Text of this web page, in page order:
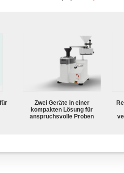
Zwei Geräte in einer
kompakten Lösung für
anspruchsvolle Proben